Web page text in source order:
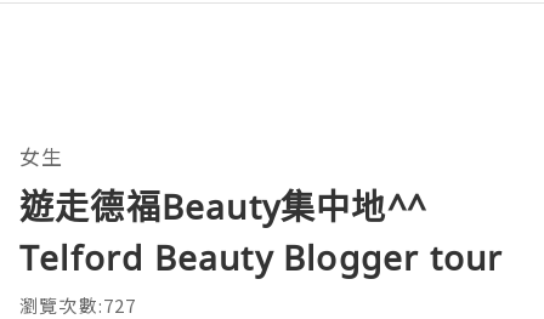
女生
遊走德福Beauty集中地^^
Telford Beauty Blogger tour
瀏覽次數:727